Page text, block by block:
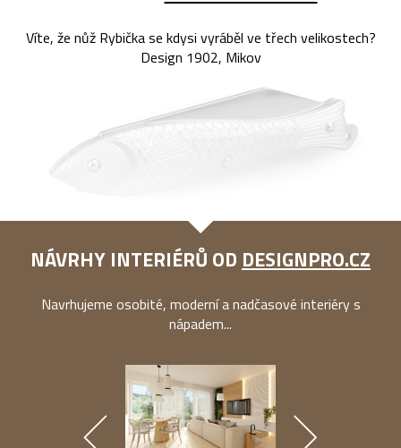
Víte, že nůž Rybička se kdysi vyráběl ve třech velikostech?
Design 1902, Mikov
NÁVRHY INTERIÉRŮ OD DESIGNPRO.CZ
Navrhujeme osobité, moderní a nadčasové interiéry s
nápadem...